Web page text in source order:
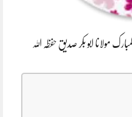
مولانا ابو بکر صدیق حفظہ اللہ